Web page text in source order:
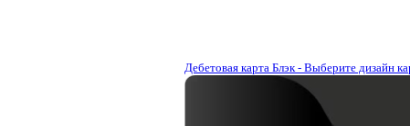
Дебетовая карта Блэк - Выберите дизайн